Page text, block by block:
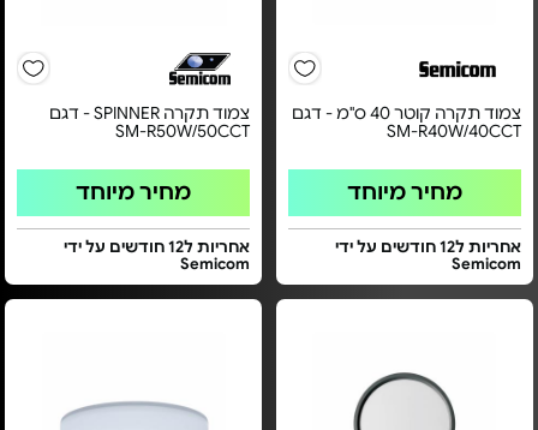
צמוד תקרה קוטר 40 ס"מ - דגם
SM-R40W/40CCT
מחיר מיוחד
אחריות ל12 חודשים על ידי
Semicom
צמוד תקרה SPINNER - דגם
SM-R50W/50CCT
מחיר מיוחד
אחריות ל12 חודשים על ידי
Semicom